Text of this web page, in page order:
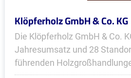
Klöpferholz GmbH & Co. KG
Die Klöpferholz GmbH & Co.
Jahresumsatz und 28
führenden